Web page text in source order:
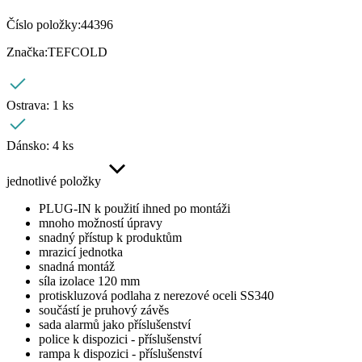
Číslo položky:44396
Značka:TEFCOLD
Ostrava: 1 ks
Dánsko: 4 ks
jednotlivé položky
PLUG-IN k použití ihned po montáži
mnoho možností úpravy
snadný přístup k produktům
mrazicí jednotka
snadná montáž
síla izolace 120 mm
protiskluzová podlaha z nerezové oceli SS340
součástí je pruhový závěs
sada alarmů jako příslušenství
police k dispozici - příslušenství
rampa k dispozici - příslušenství